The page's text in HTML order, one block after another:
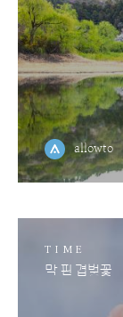
allowto
TIME
막 핀 겹벚꽃